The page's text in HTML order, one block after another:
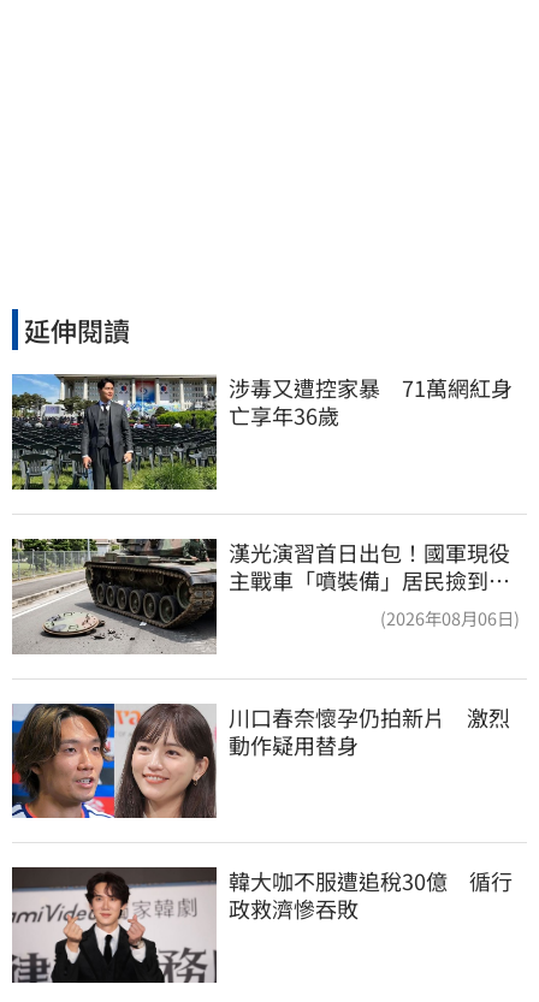
延伸閱讀
涉毒又遭控家暴　71萬網紅身
亡享年36歲
漢光演習首日出包！國軍現役
主戰車「噴裝備」居民撿到零
(2026年08月06日)
川口春奈懷孕仍拍新片　激烈
動作疑用替身
韓大咖不服遭追稅30億　循行
政救濟慘吞敗